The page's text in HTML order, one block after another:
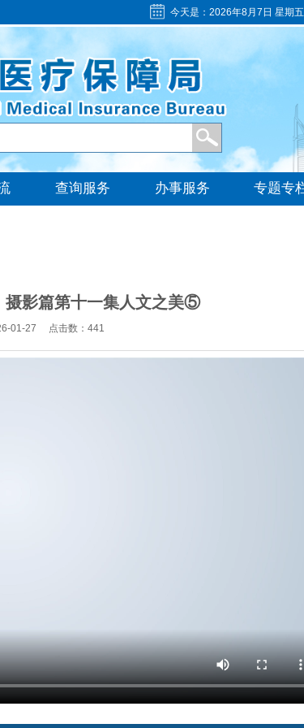
今天是：2026年8月7日 星期五
摄影篇第十一集人文之美⑤
01-27 点击数： 441